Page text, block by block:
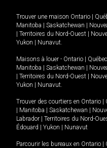
Trouver une maison Ontario
Manitoba
Saskatchewan
Territoires du Nord-Ouest
Yukon
Nunavut.
Maisons à louer - Ontario Québec
Manitoba
Saskatchewan
Territoires du Nord-Ouest
Yukon
Nunavut.
Trouver des courtiers en Ontario
Manitoba Saskatchewan
Labrador
Territoires du Nord-
Édouard
Yukon Nunavut
Parcourir les bureaux en Ontario